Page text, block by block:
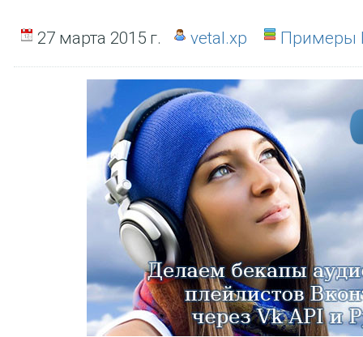
27 марта 2015 г. vetal.xp Примеры